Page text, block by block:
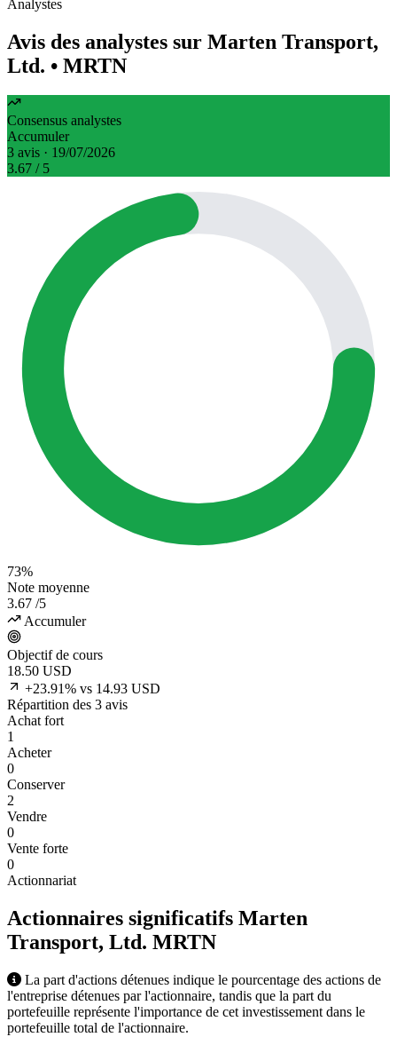
Analystes
Avis des analystes sur Marten Transport,
Ltd. • MRTN
Consensus analystes
Accumuler
3 avis · 19/07/2026
3.67 / 5
73%
Note moyenne
3.67 /5
Accumuler
Objectif de cours
18.50 USD
+23.91% vs 14.93 USD
Répartition des 3 avis
Achat fort
1
Acheter
0
Conserver
2
Vendre
0
Vente forte
0
Actionnariat
Actionnaires significatifs Marten
Transport, Ltd. MRTN
La part d'actions détenues indique le pourcentage des actions de
l'entreprise détenues par l'actionnaire, tandis que la part du
portefeuille représente l'importance de cet investissement dans le
portefeuille total de l'actionnaire.